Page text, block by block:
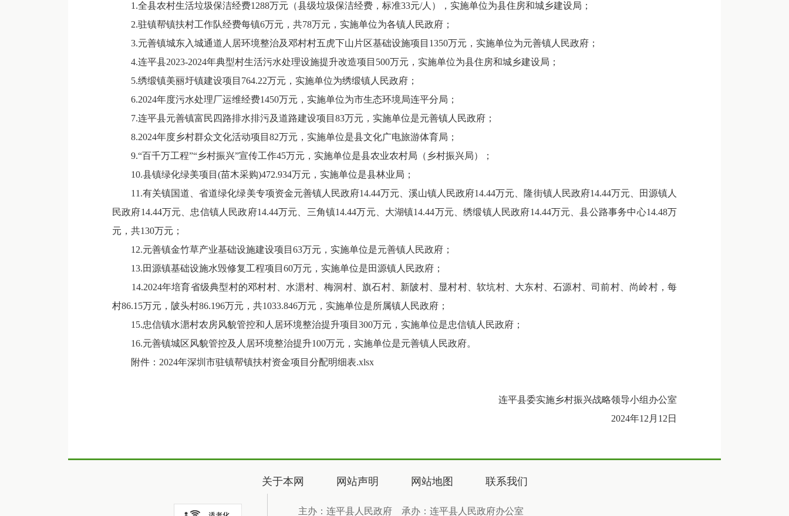
1.全县农村生活垃圾保洁经费1288万元（县级垃圾保洁经费，标准33元/人），实施单位为县住房和城乡建设局；
2.驻镇帮镇扶村工作队经费每镇6万元，共78万元，实施单位为各镇人民政府；
3.元善镇城东入城通道人居环境整治及邓村村五虎下山片区基础设施项目1350万元，实施单位为元善镇人民政府；
4.连平县2023-2024年典型村生活污水处理设施提升改造项目500万元，实施单位为县住房和城乡建设局；
5.绣缎镇美丽圩镇建设项目764.22万元，实施单位为绣缎镇人民政府；
6.2024年度污水处理厂运维经费1450万元，实施单位为市生态环境局连平分局；
7.连平县元善镇富民四路排水排污及道路建设项目83万元，实施单位是元善镇人民政府；
8.2024年度乡村群众文化活动项目82万元，实施单位是县文化广电旅游体育局；
9.“百千万工程”“乡村振兴”宣传工作45万元，实施单位是县农业农村局（乡村振兴局）；
10.县镇绿化绿美项目(苗木采购)472.934万元，实施单位是县林业局；
11.有关镇国道、省道绿化绿美专项资金元善镇人民政府14.44万元、溪山镇人民政府14.44万元、隆街镇人民政府14.44万元、田源镇人
民政府14.44万元、忠信镇人民政府14.44万元、三角镇14.44万元、大湖镇14.44万元、绣缎镇人民政府14.44万元、县公路事务中心14.48万
元，共130万元；
12.元善镇金竹草产业基础设施建设项目63万元，实施单位是元善镇人民政府；
13.田源镇基础设施水毁修复工程项目60万元，实施单位是田源镇人民政府；
14.2024年培育省级典型村的邓村村、水滣村、梅洞村、旗石村、新陂村、显村村、软坑村、大东村、石源村、司前村、尚岭村，每
村86.15万元，陂头村86.196万元，共1033.846万元，实施单位是所属镇人民政府；
15.忠信镇水滣村农房风貌管控和人居环境整治提升项目300万元，实施单位是忠信镇人民政府；
16.元善镇城区风貌管控及人居环境整治提升100万元，实施单位是元善镇人民政府。
附件： 2024年深圳市驻镇帮镇扶村资金项目分配明细表.xlsx
连平县委实施乡村振兴战略领导小组办公室
2024年12月12日
关于本网 网站声明 网站地图 联系我们
主办：连平县人民政府 承办：连平县人民政府办公室